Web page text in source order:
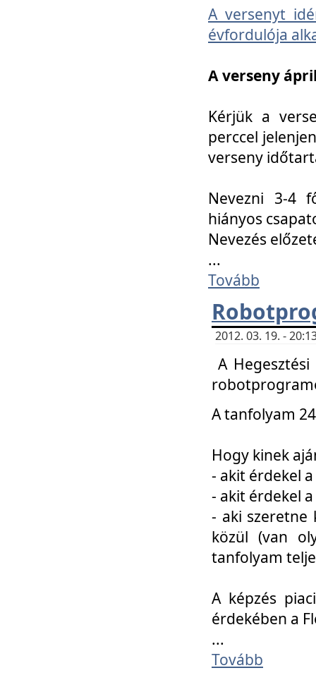
A versenyt
évfordulója
A verseny
Kérjük a
perccel
verseny
Nevezni 3-4
hiányos
Nevezés
...
Tovább
2012. 03. 19. -
A
A tanfolyam
Hogy kinek
- akit érdekel
- akit érdekel
- aki szeretne
közül (van
tanfolyam
A képzés
érdekében a
...
Tovább